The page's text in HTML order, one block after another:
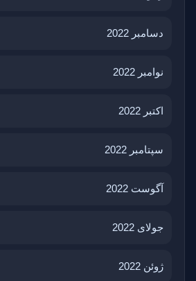
دسامبر 2022
نوامبر 2022
اکتبر 2022
سپتامبر 2022
آگوست 2022
جولای 2022
ژوئن 2022